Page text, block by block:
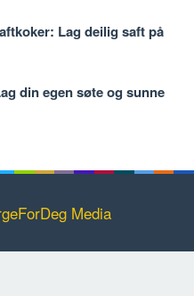
Lag deilig saft på
din egen søte og sunne
Media